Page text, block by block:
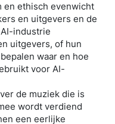
en ethisch evenwicht
en uitgevers en de
industrie
uitgevers, of hun
waar en hoe
voor AI-
de muziek die is
wordt verdiend
een eerlijke